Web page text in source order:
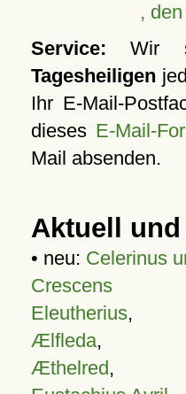
,
Service: Wir
Tagesheiligen
Ihr E-Mail-
dieses E-Mail-
Mail absenden.
Aktuell und
• neu: Celerinus
Crescens
Eleutherius,
Ælfleda,
Æthelred,